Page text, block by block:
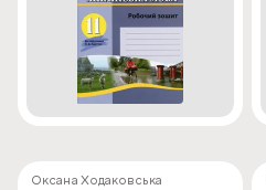
Оксана Ходаковська